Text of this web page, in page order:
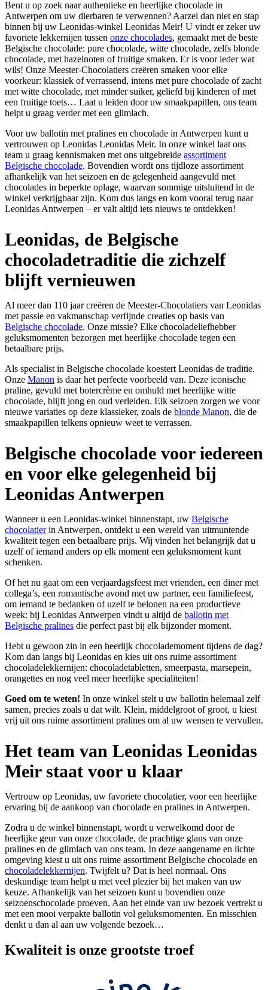
Bent u op zoek naar authentieke en heerlijke chocolade in
Antwerpen om uw dierbaren te verwennen? Aarzel dan niet en stap
binnen bij uw Leonidas-winkel Leonidas Meir! U vindt er zeker uw
favoriete lekkernijen tussen onze chocolades, gemaakt met de beste
Belgische chocolade: pure chocolade, witte chocolade, zelfs blonde
chocolade, met hazelnoten of fruitige smaken. Er is voor ieder wat
wils! Onze Meester-Chocolatiers creëren smaken voor elke
voorkeur: klassiek of verrassend, intens met pure chocolade of zacht
met witte chocolade, met minder suiker, geliefd bij kinderen of met
een fruitige toets… Laat u leiden door uw smaakpapillen, ons team
helpt u graag verder met een glimlach.
Voor uw ballotin met pralines en chocolade in Antwerpen kunt u
vertrouwen op Leonidas Leonidas Meir. In onze winkel laat ons
team u graag kennismaken met ons uitgebreide assortiment
Belgische chocolade. Bovendien wordt ons tijdloze assortiment
afhankelijk van het seizoen en de gelegenheid aangevuld met
chocolades in beperkte oplage, waarvan sommige uitsluitend in de
winkel verkrijgbaar zijn. Kom dus langs en kom vooral terug naar
Leonidas Antwerpen – er valt altijd iets nieuws te ontdekken!
Leonidas, de Belgische
chocoladetraditie die zichzelf
blijft vernieuwen
Al meer dan 110 jaar creëren de Meester-Chocolatiers van Leonidas
met passie en vakmanschap verfijnde creaties op basis van
Belgische chocolade. Onze missie? Elke chocoladeliefhebber
geluksmomenten bezorgen met heerlijke chocolade tegen een
betaalbare prijs.
Als specialist in Belgische chocolade koestert Leonidas de traditie.
Onze Manon is daar het perfecte voorbeeld van. Deze iconische
praline, gevuld met botercrème en omhuld met heerlijke witte
chocolade, blijft jong en oud verleiden. Elk seizoen zorgen we voor
nieuwe variaties op deze klassieker, zoals de blonde Manon, die de
smaakpapillen telkens opnieuw weet te verrassen.
Belgische chocolade voor iedereen
en voor elke gelegenheid bij
Leonidas Antwerpen
Wanneer u een Leonidas-winkel binnenstapt, uw Belgische
chocolatierin Antwerpen, ontdekt u een wereld van uitmuntende
kwaliteit tegen een betaalbare prijs. Wij vinden het belangrijk dat u
uzelf of iemand anders op elk moment een geluksmoment kunt
schenken.
Of het nu gaat om een verjaardagsfeest met vrienden, een diner met
collega’s, een romantische avond met uw partner, een familiefeest,
om iemand te bedanken of uzelf te belonen na een productieve
week: bij Leonidas Antwerpen vindt u altijd de ballotin met
Belgische pralines die perfect past bij elk bijzonder moment.
Hebt u gewoon zin in een heerlijk chocolademoment tijdens de dag?
Kom dan langs bij Leonidas en kies uit ons ruime assortiment
chocoladelekkernijen: chocoladetabletten, smeerpasta, marsepein,
orangettes en nog veel meer heerlijke specialiteiten!
Goed om te weten! In onze winkel stelt u uw ballotin helemaal zelf
samen, precies zoals u dat wilt. Klein, middelgroot of groot, u kiest
vrij uit ons ruime assortiment pralines om al uw wensen te vervullen.
Het team van Leonidas Leonidas
Meir staat voor u klaar
Vertrouw op Leonidas, uw favoriete chocolatier, voor een heerlijke
ervaring bij de aankoop van chocolade en pralines in Antwerpen.
Zodra u de winkel binnenstapt, wordt u verwelkomd door de
heerlijke geur van onze chocolade, de prachtige glans van onze
pralines en de glimlach van ons team. In deze aangename en lichte
omgeving kiest u uit ons ruime assortiment Belgische chocolade en
chocoladelekkernijen. Twijfelt u? Dat is heel normaal. Ons
deskundige team helpt u met veel plezier bij het maken van uw
keuze. Afhankelijk van het seizoen kunt u bovendien onze
seizoenschocolade proeven. Aan het einde van uw bezoek vertrekt u
met een mooi verpakte ballotin vol geluksmomenten. En misschien
denkt u dan al aan uw volgende bezoek…
Kwaliteit is onze grootste troef